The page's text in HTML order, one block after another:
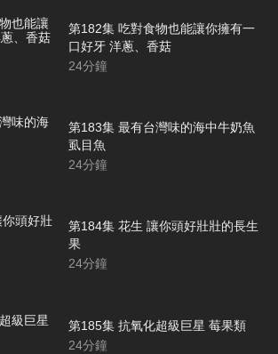
第182集 吃對食物也能讓你擁有一
口好牙 洋蔥、香菇
24分鐘
第183集 最有台灣味的海中牛奶魚
虱目魚
24分鐘
第184集 花生 讓你頭好壯壯的長生
果
24分鐘
第185集 抗氧化超級巨星 莓果類
24分鐘